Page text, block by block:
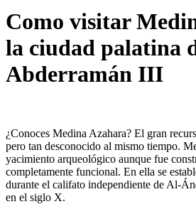
Como visitar
la ciudad palatina
Abderramán III
¿Conoces Medina Azahara? El gran
pero tan desconocido al mismo tiempo.
yacimiento arqueológico aunque fue
completamente funcional. En ella se
durante el califato independiente de Al-
en el siglo X.